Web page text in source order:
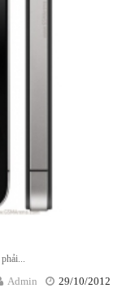
29/10/2012
Admin